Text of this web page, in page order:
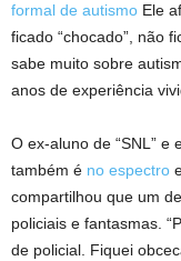
formal de autismo Ele
ficado “chocado”, não
sabe muito sobre
anos de experiência
O ex-aluno de “SNL” e
também é no espectro
compartilhou que um
policiais e fantasmas.
de policial. Fiquei